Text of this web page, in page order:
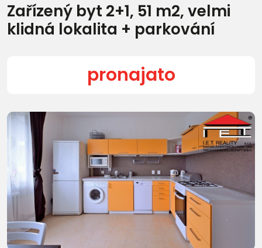
Zařízený byt 2+1, 51 m2, velmi
klidná lokalita + parkování
pronajato